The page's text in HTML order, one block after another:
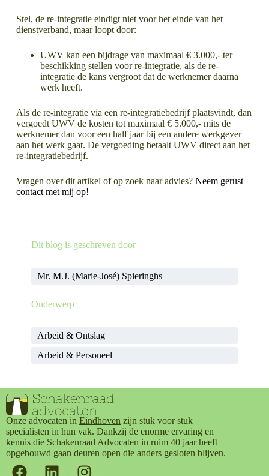
Stel, de re-integratie eindigt niet voor het einde van het
dienstverband, maar loopt door:
UWV kan een bijdrage van maximaal € 3.000,- ter
beschikking stellen voor re-integratie, als de re-
integratie de kans vergroot dat de werknemer daarna
werk heeft.
Als de re-integratie via een re-integratiebedrijf plaatsvindt, dan
vergoedt UWV de kosten tot maximaal € 5.000,- mits de
werknemer dan voor een half jaar bij een andere werkgever
aan het werk gaat. De vergoeding betaalt UWV direct aan het
re-integratiebedrijf.
Vragen over dit artikel of op zoek naar advies? Neem gerust
contact met mij op!
Permanent wonen in een recreatiewoning, mag dat?
Dit blog is geschreven door
Mr. M.J. (Marie-José) Spieringhs
Onderwerp
Arbeid & Ontslag
Arbeid & Personeel
Onze advocaten in Eindhoven zijn stuk voor stuk
specialisten in hun vak. Dankzij de enorme ervaring en
kennis die Schakenraad Advocaten in ruim 40 jaar heeft
opgebouwd gaan deuren open die anders gesloten blijven.